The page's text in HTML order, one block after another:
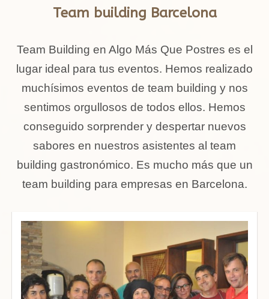
Team building Barcelona
Team Building en Algo Más Que Postres es el
lugar ideal para tus eventos. Hemos realizado
muchísimos eventos de team building y nos
sentimos orgullosos de todos ellos. Hemos
conseguido sorprender y despertar nuevos
sabores en nuestros asistentes al team
building gastronómico. Es mucho más que un
team building para empresas en Barcelona.